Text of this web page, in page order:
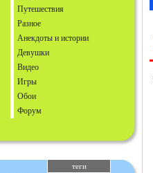
Путешествия
Разное
Анекдоты и истории
Девушки
Видео
Игры
Обои
Форум
теги